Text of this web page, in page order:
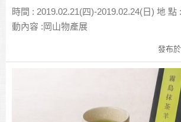
時間 : 2019.02.21(四)-2019.02.24(日) 地 點 : 南山微風超市 活
動內容 :岡山物產展
發布